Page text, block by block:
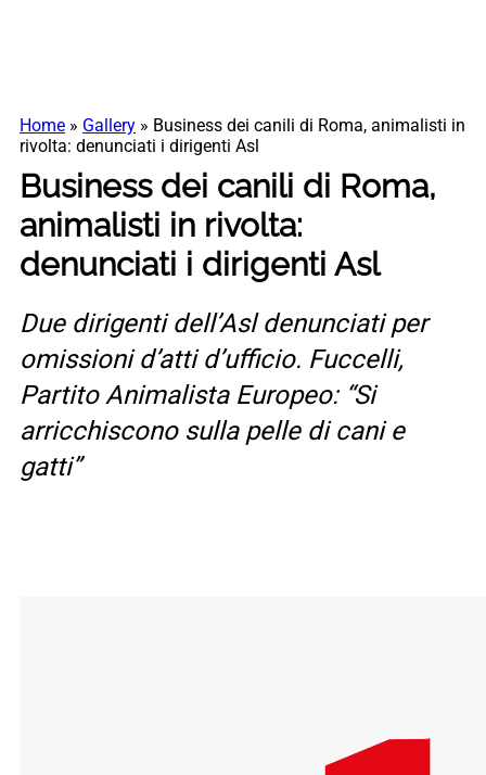
Home » Gallery » Business dei canili di Roma, animalisti in
rivolta: denunciati i dirigenti Asl
Business dei canili di Roma,
animalisti in rivolta:
denunciati i dirigenti Asl
Due dirigenti dell’Asl denunciati per
omissioni d’atti d’ufficio. Fuccelli,
Partito Animalista Europeo: “Si
arricchiscono sulla pelle di cani e
gatti”